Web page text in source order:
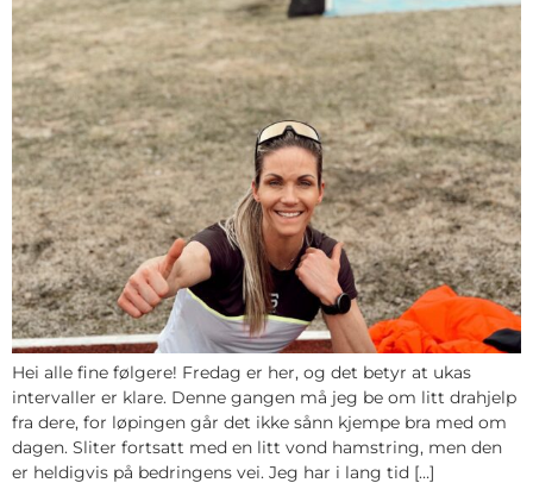
Hei alle fine følgere! Fredag er her, og det betyr at ukas
intervaller er klare. Denne gangen må jeg be om litt drahjelp
fra dere, for løpingen går det ikke sånn kjempe bra med om
dagen. Sliter fortsatt med en litt vond hamstring, men den
er heldigvis på bedringens vei. Jeg har i lang tid […]